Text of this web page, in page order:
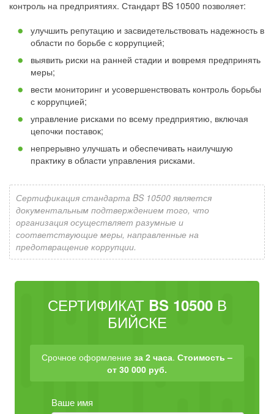
контроль на предприятиях. Стандарт BS 10500 позволяет:
улучшить репутацию и засвидетельствовать надежность в
области по борьбе с коррупцией;
выявить риски на ранней стадии и вовремя предпринять
меры;
вести мониторинг и усовершенствовать контроль борьбы
с коррупцией;
управление рисками по всему предприятию, включая
цепочки поставок;
непрерывно улучшать и обеспечивать наилучшую
практику в области управления рисками.
Сертификация стандарта BS 10500 является
документальным подтверждением того, что
организация осуществляет разумные и
соответствующие меры, направленные на
предотвращение коррупции.
СЕРТИФИКАТ BS 10500В
БИЙСКЕ
Срочное оформление за 2 часа. Стоимость –
от 30 000 руб.
Ваше имя